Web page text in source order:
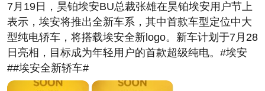
7月19日，昊铂埃安BU总裁张雄在昊铂埃安用户节上
表示，埃安将推出全新车系，其中首款车型定位中大
型纯电轿车，将搭载埃安全新logo。新车计划于7月28
日亮相，目标成为年轻用户的首款超级纯电。#埃安
##埃安全新轿车#